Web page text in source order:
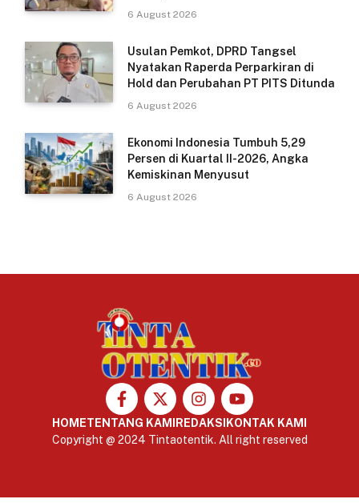
6 August 2026
Usulan Pemkot, DPRD Tangsel
Nyatakan Raperda Perparkiran di
Hold dan Perubahan PT PITS Ditunda
6 August 2026
Ekonomi Indonesia Tumbuh 5,29
Persen di Kuartal II-2026, Angka
Kemiskinan Menyusut
6 August 2026
HOMETENTANG KAMI REDAKSI KONTAK KAMI
Copyright @ 2024 Tintaotentik. All right reserved